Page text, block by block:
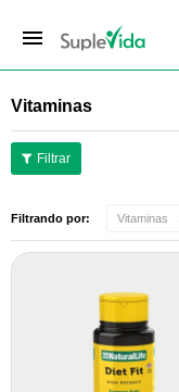
menu
Vitaminas
Filtrando por: Vitaminas